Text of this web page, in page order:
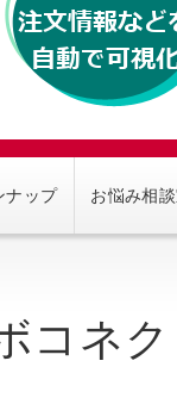
ナップ お悩み相
コネ